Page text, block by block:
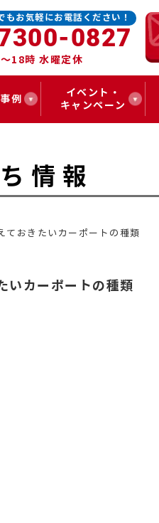
もお気軽にお電話ください！
0827
18時 水曜定休
例
イベント・
キャンペーン
情報
おきたいカーポートの種類
いカーポートの種類